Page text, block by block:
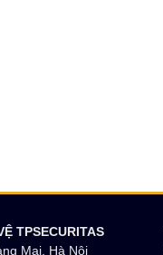
TPSECURITAS
Mai, Hà Nội